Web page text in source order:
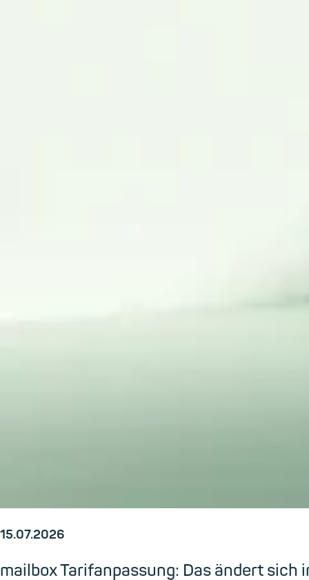
15.07.2026
mailbox Tarifanpassung: Das ändert sich